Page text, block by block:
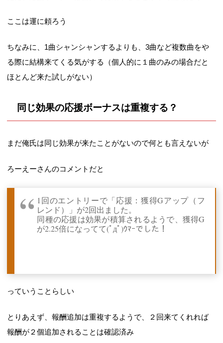
ここは運に頼ろう
ちなみに、1曲シャンシャンするよりも、3曲など複数曲をや
る際に結構来てくる気がする（個人的に１曲のみの場合だと
ほとんど来た試しがない）
同じ効果の応援ボーナスは重複する？
まだ俺氏は同じ効果が来たことがないので何とも言えないが
ろーえーさんのコメントだと
1回のエントリーで「応援：獲得Gアップ（フ
レンド）」が2回出ました。
同種の応援は効果が積算されるようで、獲得G
が2.25倍になってて(ﾟдﾟ)ｳﾏｰでした！
っていうことらしい
とりあえず、報酬追加は重複するようで、２回来てくれれば
報酬が２個追加されることは確認済み